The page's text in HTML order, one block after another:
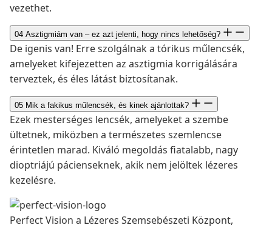
vezethet.
04 Asztigmiám van – ez azt jelenti, hogy nincs lehetőség?
De igenis van! Erre szolgálnak a tórikus műlencsék,
amelyeket kifejezetten az asztigmia korrigálására
terveztek, és éles látást biztosítanak.
05 Mik a fakikus műlencsék, és kinek ajánlottak?
Ezek mesterséges lencsék, amelyeket a szembe
ültetnek, miközben a természetes szemlencse
érintetlen marad. Kiváló megoldás fiatalabb, nagy
dioptriájú pácienseknek, akik nem jelöltek lézeres
kezelésre.
Perfect Vision a Lézeres Szemsebészeti Központ,